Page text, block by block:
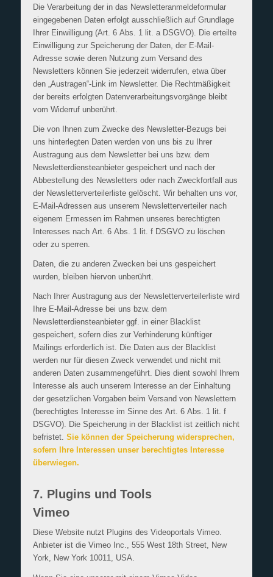
Die Verarbeitung der in das Newsletteranmeldeformular
eingegebenen Daten erfolgt ausschließlich auf Grundlage
Ihrer Einwilligung (Art. 6 Abs. 1 lit. a DSGVO). Die erteilte
Einwilligung zur Speicherung der Daten, der E-Mail-
Adresse sowie deren Nutzung zum Versand des
Newsletters können Sie jederzeit widerrufen, etwa über
den „Austragen“-Link im Newsletter. Die Rechtmäßigkeit
der bereits erfolgten Datenverarbeitungsvorgänge bleibt
vom Widerruf unberührt.
Die von Ihnen zum Zwecke des Newsletter-Bezugs bei
uns hinterlegten Daten werden von uns bis zu Ihrer
Austragung aus dem Newsletter bei uns bzw. dem
Newsletterdiensteanbieter gespeichert und nach der
Abbestellung des Newsletters oder nach Zweckfortfall aus
der Newsletterverteilerliste gelöscht. Wir behalten uns vor,
E-Mail-Adressen aus unserem Newsletterverteiler nach
eigenem Ermessen im Rahmen unseres berechtigten
Interesses nach Art. 6 Abs. 1 lit. f DSGVO zu löschen
oder zu sperren.
Daten, die zu anderen Zwecken bei uns gespeichert
wurden, bleiben hiervon unberührt.
Nach Ihrer Austragung aus der Newsletterverteilerliste wird
Ihre E-Mail-Adresse bei uns bzw. dem
Newsletterdiensteanbieter ggf. in einer Blacklist
gespeichert, sofern dies zur Verhinderung künftiger
Mailings erforderlich ist. Die Daten aus der Blacklist
werden nur für diesen Zweck verwendet und nicht mit
anderen Daten zusammengeführt. Dies dient sowohl Ihrem
Interesse als auch unserem Interesse an der Einhaltung
der gesetzlichen Vorgaben beim Versand von Newslettern
(berechtigtes Interesse im Sinne des Art. 6 Abs. 1 lit. f
DSGVO). Die Speicherung in der Blacklist ist zeitlich nicht
befristet. Sie können der Speicherung widersprechen,
sofern Ihre Interessen unser berechtigtes Interesse
überwiegen.
7. Plugins und Tools
Vimeo
Diese Website nutzt Plugins des Videoportals Vimeo.
Anbieter ist die Vimeo Inc., 555 West 18th Street, New
York, New York 10011, USA.